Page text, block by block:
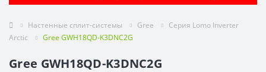
Настенные сплит-системы Gree
Серия Lomo Inverter
Arctic
Gree GWH18QD-K3DNC2G
Gree GWH18QD-K3DNC2G